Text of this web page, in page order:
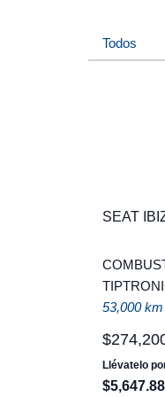
Todos
SEAT
53,000 km
$274,
Llévatelo
$5,647.88